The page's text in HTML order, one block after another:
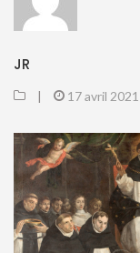
JR
| 17 avril 2021